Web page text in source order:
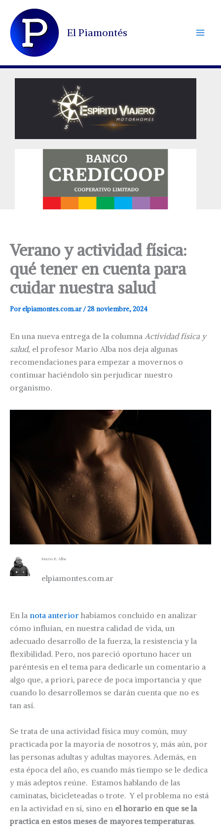
contenido
El Piamontés
Verano y actividad física:
qué tener en cuenta para
cuidar nuestra salud
Porelpiamontes.com.ar/28 noviembre, 2024
En una nueva entrega de la columna Actividad física y
salud, el profesor Mario Alba nos deja algunas
recomendaciones para empezar a movernos o
continuar haciéndolo sin perjudicar nuestro
organismo.
Mario E. Alba
elpiamontes.com.ar
En la nota anterior habíamos concluido en analizar
cómo influían, en nuestra calidad de vida, un
adecuado desarrollo de la fuerza, la resistencia y la
flexibilidad. Pero, nos pareció oportuno hacer un
paréntesis en el tema para dedicarle un comentario a
algo que, a priori, parece de poca importancia y que
cuando lo desarrollemos se darán cuenta que no es
tan así.
Se trata de una actividad física muy común, muy
practicada por la mayoría de nosotros y, más aún, por
las personas adultas y adultas mayores. Además, en
esta época del año, es cuando más tiempo se le dedica
y más adeptos reúne. Estamos hablando de las
caminatas, bicicleteadas o trote. Y el problema no está
en la actividad en sí, sino en el horario en que se la
practica en estos meses de mayores temperaturas.